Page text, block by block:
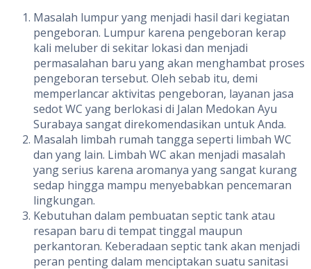
Masalah lumpur yang menjadi hasil dari kegiatan
pengeboran. Lumpur karena pengeboran kerap
kali meluber di sekitar lokasi dan menjadi
permasalahan baru yang akan menghambat proses
pengeboran tersebut. Oleh sebab itu, demi
memperlancar aktivitas pengeboran, layanan jasa
sedot WC yang berlokasi di Jalan Medokan Ayu
Surabaya sangat direkomendasikan untuk Anda.
Masalah limbah rumah tangga seperti limbah WC
dan yang lain. Limbah WC akan menjadi masalah
yang serius karena aromanya yang sangat kurang
sedap hingga mampu menyebabkan pencemaran
lingkungan.
Kebutuhan dalam pembuatan septic tank atau
resapan baru di tempat tinggal maupun
perkantoran. Keberadaan septic tank akan menjadi
peran penting dalam menciptakan suatu sanitasi